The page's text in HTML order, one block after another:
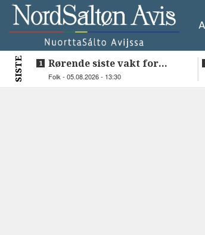
SISTE
Rørende siste vakt for
Inge på Helnessund-kaia
Folk - 05.08.2026 - 13:30